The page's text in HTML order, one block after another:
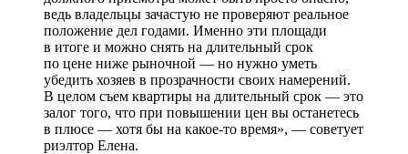
ведь владельцы зачастую не проверяют реальное
положение дел годами. Именно эти площади
в итоге и можно снять на длительный срок
по цене ниже рыночной — но нужно уметь
убедить хозяев в прозрачности своих намерений.
В целом съем квартиры на длительный срок — это
залог того, что при повышении цен вы останетесь
в плюсе — хотя бы на какое-то время», — советует
риэлтор Елена.